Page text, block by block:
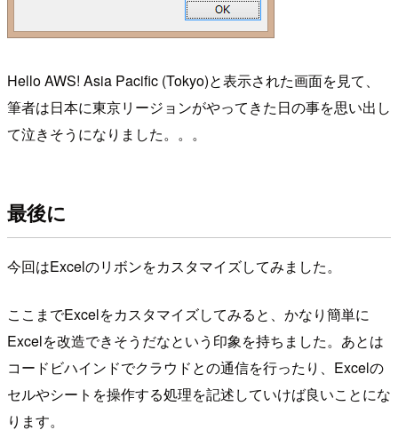
Hello AWS! Asia Pacific (Tokyo)と表示された画面を見て、
筆者は日本に東京リージョンがやってきた日の事を思い出し
て泣きそうになりました。。。
最後に
今回はExcelのリボンをカスタマイズしてみました。
ここまでExcelをカスタマイズしてみると、かなり簡単に
Excelを改造できそうだなという印象を持ちました。あとは
コードビハインドでクラウドとの通信を行ったり、Excelの
セルやシートを操作する処理を記述していけば良いことにな
ります。